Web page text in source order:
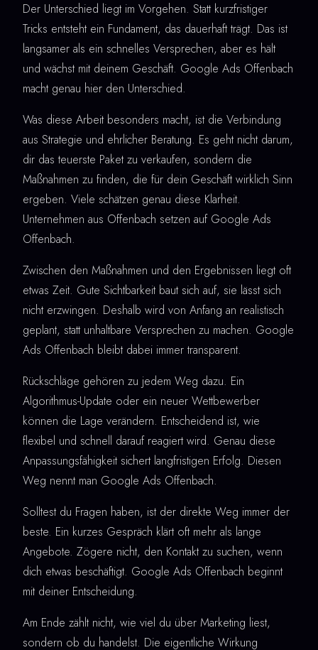
Der Unterschied liegt im Vorgehen. Statt kurzfristiger
Tricks entsteht ein Fundament, das dauerhaft trägt. Das ist
langsamer als ein schnelles Versprechen, aber es hält
und wächst mit deinem Geschäft. Google Ads Offenbach
macht genau hier den Unterschied.
Was diese Arbeit besonders macht, ist die Verbindung
aus Strategie und ehrlicher Beratung. Es geht nicht darum,
dir das teuerste Paket zu verkaufen, sondern die
Maßnahmen zu finden, die für dein Geschäft wirklich Sinn
ergeben. Viele schätzen genau diese Klarheit.
Unternehmen aus Offenbach setzen auf Google Ads
Offenbach.
Zwischen den Maßnahmen und den Ergebnissen liegt oft
etwas Zeit. Gute Sichtbarkeit baut sich auf, sie lässt sich
nicht erzwingen. Deshalb wird von Anfang an realistisch
geplant, statt unhaltbare Versprechen zu machen. Google
Ads Offenbach bleibt dabei immer transparent.
Rückschläge gehören zu jedem Weg dazu. Ein
Algorithmus-Update oder ein neuer Wettbewerber
können die Lage verändern. Entscheidend ist, wie
flexibel und schnell darauf reagiert wird. Genau diese
Anpassungsfähigkeit sichert langfristigen Erfolg. Diesen
Weg nennt man Google Ads Offenbach.
Solltest du Fragen haben, ist der direkte Weg immer der
beste. Ein kurzes Gespräch klärt oft mehr als lange
Angebote. Zögere nicht, den Kontakt zu suchen, wenn
dich etwas beschäftigt. Google Ads Offenbach beginnt
mit deiner Entscheidung.
Am Ende zählt nicht, wie viel du über Marketing liest,
sondern ob du handelst. Die eigentliche Wirkung